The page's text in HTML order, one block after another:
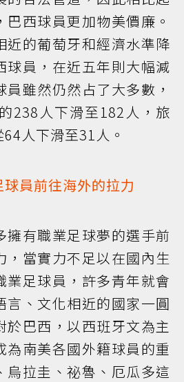
西球員更加物美價廉。
近的葡萄牙和經濟水準降
球員，在近五年則大幅減
雖然仍然占了大多數，
238人下滑至182人，旅
人下滑至31人。
員前往海外的拉力
擁有職業足球夢的選手前
，當實力不足以在國內生
業足球員，許多青年就會
言、文化相近的國家一圓
於巴西，以西班牙文為主
為南美各國外籍球員的重
烏拉圭、祕魯、厄瓜多這